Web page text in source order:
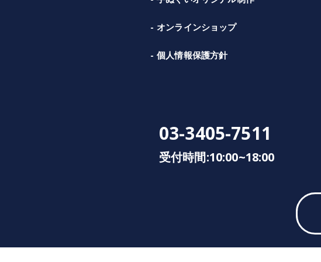
オンラインショップ
個人情報保護方針
03-3405-7511
受付時間:10:00~18:00